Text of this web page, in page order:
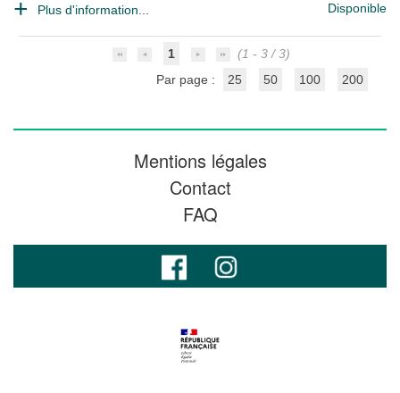
Plus d'information... Disponible
1
(1 - 3 / 3)
Par page :
25 50 100 200
Mentions légales
Contact
FAQ